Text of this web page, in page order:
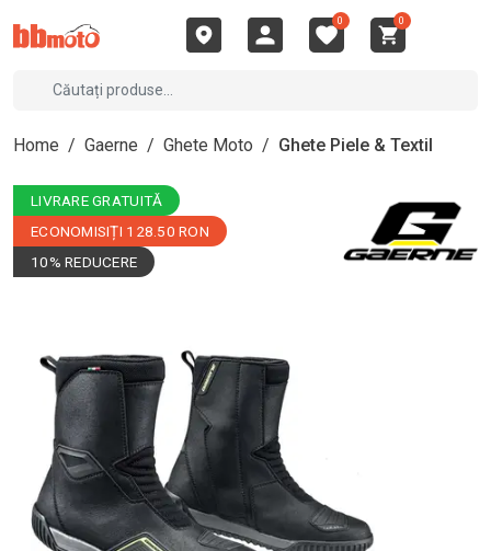
0 0
Home / Gaerne / Ghete Moto / Ghete Piele & Textil
LIVRARE GRATUITĂ
ECONOMISIȚI 128.50 RON
10% REDUCERE